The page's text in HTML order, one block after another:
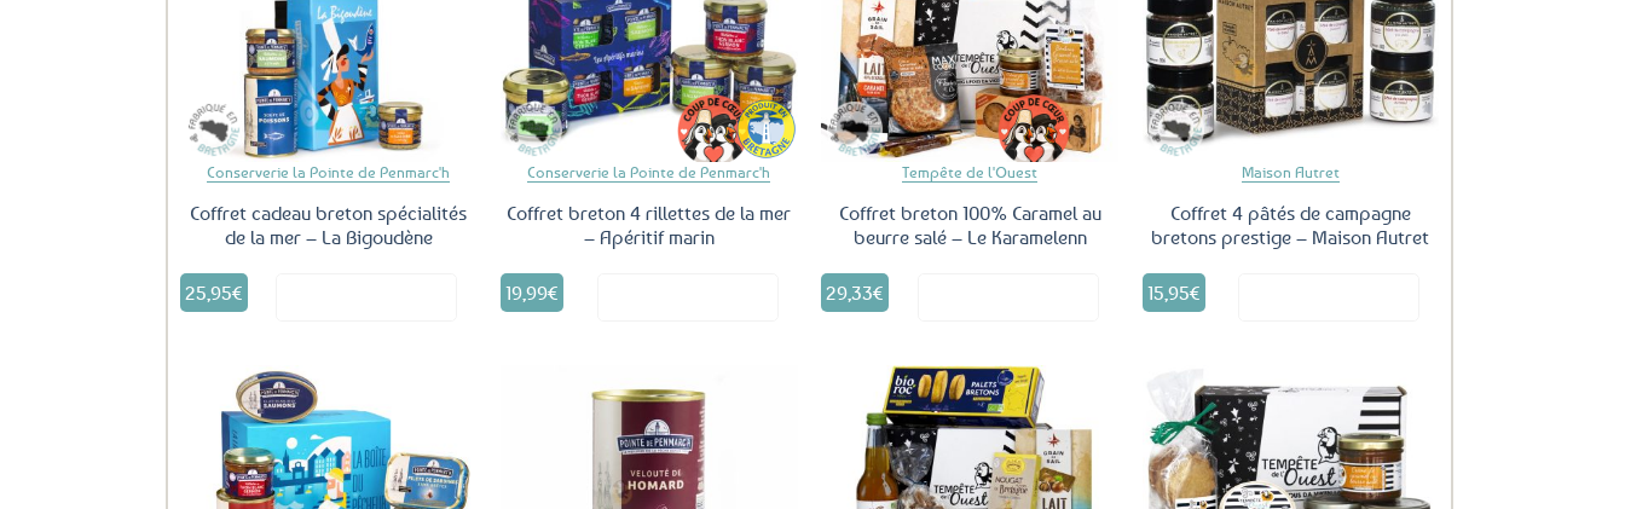
Conserverie la Pointe de Penmarc'h
Coffret cadeau breton spécialités
de la mer – La Bigoudène
25,95€
Ajouter
aux
favoris
Conserverie la Pointe de Penmarc'h
Coffret breton 4 rillettes de la mer
– Apéritif marin
19,99€
Ajouter
aux
favoris
Tempête de l'Ouest
Coffret breton 100% Caramel au
beurre salé – Le Karamelenn
29,33€
Ajouter
aux
favoris
Maison Autret
Coffret 4 pâtés de campagne
bretons prestige – Maison Autret
15,95€
Ajouter
aux
favoris
Ajouter
aux
favoris
Ajouter
aux
favoris